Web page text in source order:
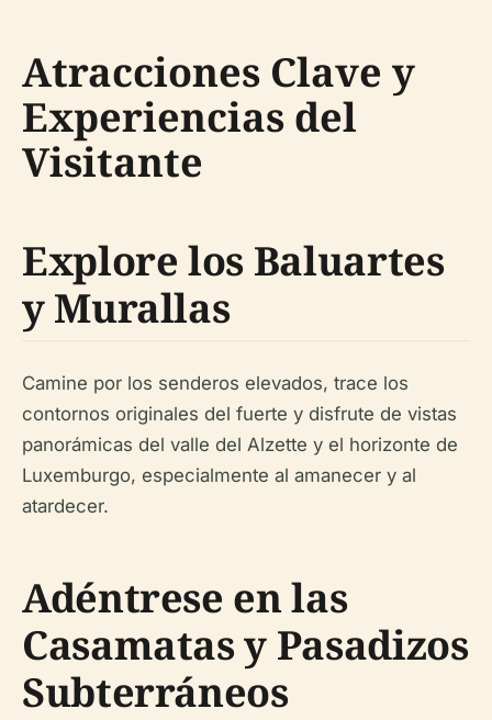
Atracciones Clave y
Experiencias del
Visitante
Explore los Baluartes
y Murallas
Camine por los senderos elevados, trace los
contornos originales del fuerte y disfrute de vistas
panorámicas del valle del Alzette y el horizonte de
Luxemburgo, especialmente al amanecer y al
atardecer.
Adéntrese en las
Casamatas y Pasadizos
Subterráneos